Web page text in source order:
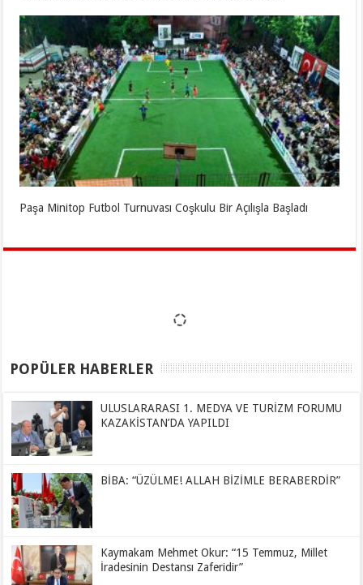
Paşa Minitop Futbol Turnuvası Coşkulu Bir Açılışla Başladı
POPÜLER HABERLER
ULUSLARARASI 1. MEDYA VE TURİZM FORUMU
KAZAKİSTAN’DA YAPILDI
BİBA: “ÜZÜLME! ALLAH BİZİMLE BERABERDİR”
Kaymakam Mehmet Okur: “15 Temmuz, Millet
İradesinin Destansı Zaferidir”